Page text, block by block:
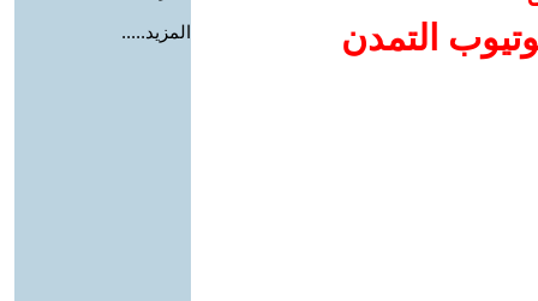
التمدن
المزيد.....